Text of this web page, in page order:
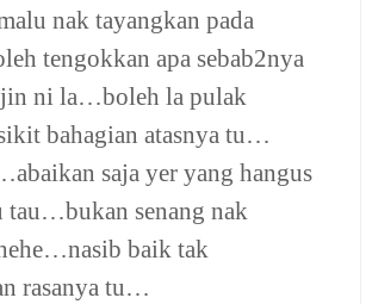
nak tayangkan pada
tengokkan apa sebab2nya
ni la…boleh la pulak
bahagian atasnya tu…
saja yer yang hangus
senang nak
baik tak
rasanya tu…